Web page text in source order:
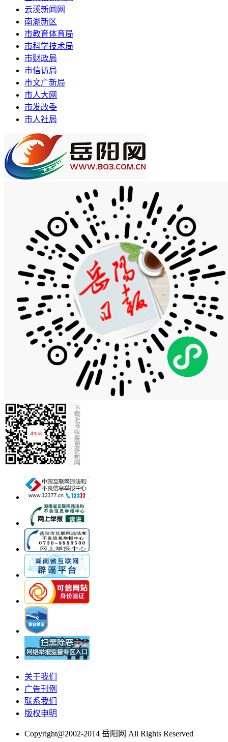
云溪新闻网
南湖新区
市教育体育局
市科学技术局
市财政局
市信访局
市文广新局
市人大网
市发改委
市人社局
关于我们
广告刊例
联系我们
版权申明
Copyright@2002-2014 岳阳网 All Rights Reserved